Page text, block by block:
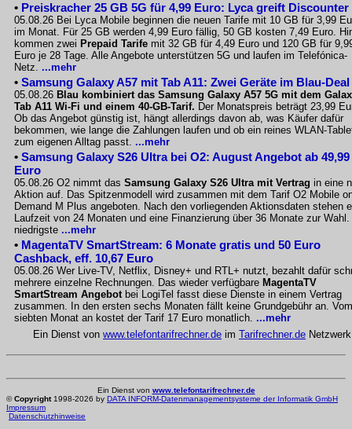
• Preiskracher 25 GB 5G für 4,99 Euro: Lyca greift Discounter
05.08.26 Bei Lyca Mobile beginnen die neuen Tarife mit 10 GB für 3,99
im Monat. Für 25 GB werden 4,99 Euro fällig, 50 GB kosten 7,49 Euro.
kommen zwei Prepaid Tarife mit 32 GB für 4,49 Euro und 120 GB für
Euro je 28 Tage. Alle Angebote unterstützen 5G und laufen im Telefónica-
Netz. ...mehr
• Samsung Galaxy A57 mit Tab A11: Zwei Geräte im Blau-Deal
05.08.26 Blau kombiniert das Samsung Galaxy A57 5G mit dem
Tab A11 Wi-Fi und einem 40-GB-Tarif. Der Monatspreis beträgt 23,99
Ob das Angebot günstig ist, hängt allerdings davon ab, was Käufer dafür
bekommen, wie lange die Zahlungen laufen und ob ein reines WLAN-
zum eigenen Alltag passt. ...mehr
• Samsung Galaxy S26 Ultra bei O2: August Angebot ab 49,99
Euro
05.08.26 O2 nimmt das Samsung Galaxy S26 Ultra mit Vertrag in eine
Aktion auf. Das Spitzenmodell wird zusammen mit dem Tarif O2 Mobile
Demand M Plus angeboten. Nach den vorliegenden Aktionsdaten stehen
Laufzeit von 24 Monaten und eine Finanzierung über 36 Monate zur Wahl.
niedrigste ...mehr
• MagentaTV SmartStream: 6 Monate gratis und 50 Euro
Cashback, eff. 10,67 Euro
05.08.26 Wer Live-TV, Netflix, Disney+ und RTL+ nutzt, bezahlt dafür
mehrere einzelne Rechnungen. Das wieder verfügbare MagentaTV
SmartStream Angebotbei LogiTel fasst diese Dienste in einem Vertrag
zusammen. In den ersten sechs Monaten fällt keine Grundgebühr an. Vom
siebten Monat an kostet der Tarif 17 Euro monatlich. ...mehr
Ein Dienst von www.telefontarifrechner.de im Tarifrechner.de Netzwerk
Ein Dienst von www.telefontarifrechner.de
©Copyright1998-2026 by DATA INFORM-Datenmanagementsysteme der Informatik GmbH
Impressum
Datenschutzhinweise